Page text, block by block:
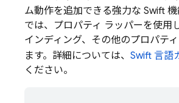
ム動作を追加できる強力な Swift
では、プロパティ ラッパーを使用
インディング、その他のプロパテ
ます。詳細については、 Swift 言語
ください。